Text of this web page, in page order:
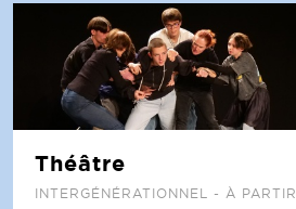
Théâtre
INTERGÉNÉRATIONNEL - À PARTIR